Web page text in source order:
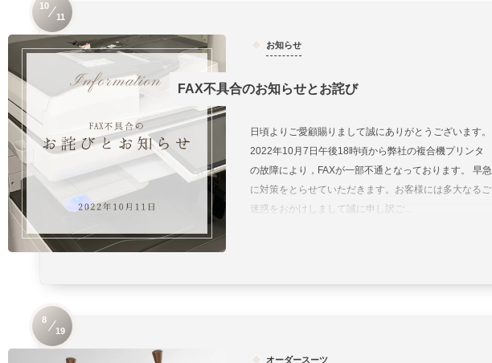
お知らせ
FAX不具合のお知らせとお詫び
日頃よりご愛顧賜りまして誠にありがとうございます。
2022年10月7日午後18時頃から弊社の複合機プリンタ
の故障により，FAXが一部不通となっております。 早急
に対策をとらせていただきます。お客様には多大なるご
迷惑をおかけしまして誠に申し訳ご...
10
11
オーダースーツ
8
19